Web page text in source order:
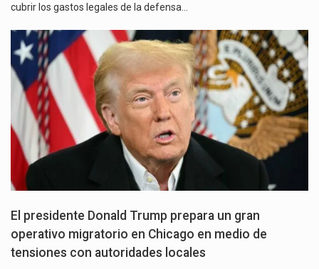
cubrir los gastos legales de la defensa…
El presidente Donald Trump prepara un gran
operativo migratorio en Chicago en medio de
tensiones con autoridades locales